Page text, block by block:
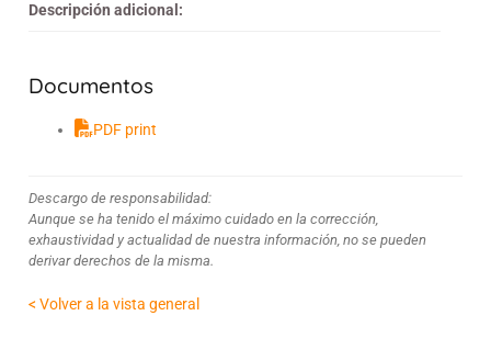
Descripción adicional:
Documentos
PDF print
Descargo de responsabilidad:
Aunque se ha tenido el máximo cuidado en la corrección,
exhaustividad y actualidad de nuestra información, no se pueden
derivar derechos de la misma.
< Volver a la vista general